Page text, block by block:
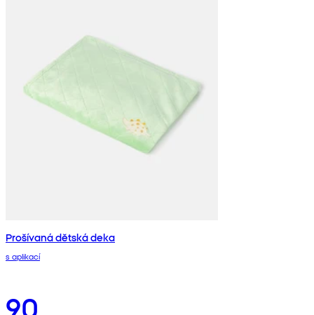
Prošívaná dětská deka
s aplikací
90